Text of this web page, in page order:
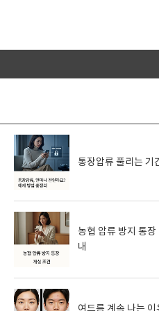
통장압류 풀리는 기
농협 압류 방지 통
내